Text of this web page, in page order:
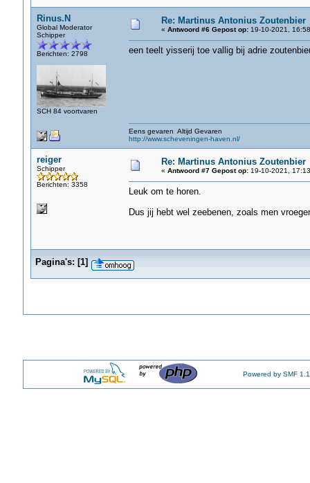
Rinus.N
Global Moderator
Schipper
Berichten: 2798
SCH 84 voortvaren
Re: Martinus Antonius Zoutenbier
« Antwoord #6 Gepost op:19-10-2021,
een teelt yisserij toe vallig bij adrie
Eens gevaren Altijd Gevaren
http://www.scheveningen-haven.nl/
reiger
Schipper
Berichten: 3358
Re: Martinus Antonius Zoutenbier
« Antwoord #7 Gepost op:19-10-2021,
Leuk om te horen.
Dus jij hebt wel zeebenen, zoals men
Pagina's: [1]
Powered by SMF